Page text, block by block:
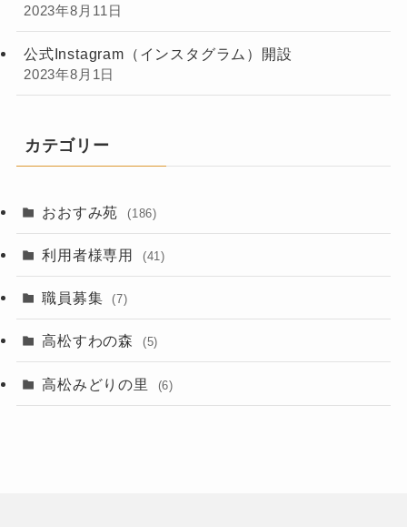
2023年8月11日
公式Instagram（インスタグラム）開設
2023年8月1日
カテゴリー
おおすみ苑 (186)
利用者様専用 (41)
職員募集 (7)
高松すわの森 (5)
高松みどりの里 (6)